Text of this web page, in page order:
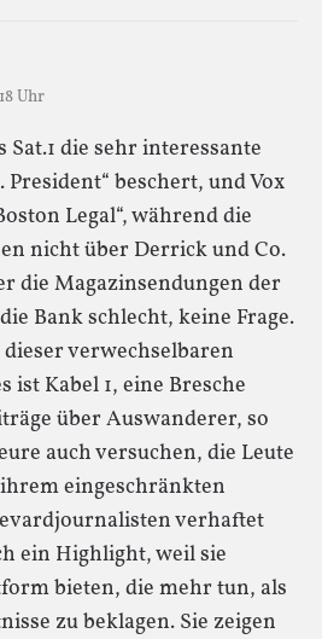
Uhr
die sehr interessante
President“ beschert, und Vox
Legal“, während die
nicht über Derrick und Co.
die Magazinsendungen der
Bank schlecht, keine Frage.
verwechselbaren
ist Kabel 1, eine Bresche
über Auswanderer, so
auch versuchen, die Leute
eingeschränkten
verhaftet
ein Highlight, weil sie
bieten, die mehr tun, als
zu beklagen. Sie zeigen